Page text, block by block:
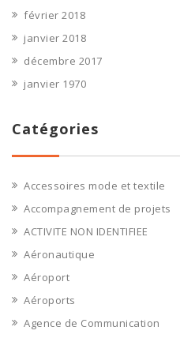
février 2018
janvier 2018
décembre 2017
janvier 1970
Catégories
Accessoires mode et textile
Accompagnement de projets
ACTIVITE NON IDENTIFIEE
Aéronautique
Aéroport
Aéroports
Agence de Communication